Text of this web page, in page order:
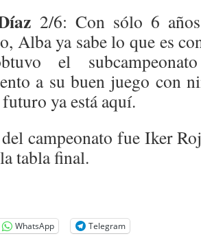
2/6: Con sólo 6
Alba ya sabe lo que es
el
a su buen juego con
ya está aquí.
campeonato fue Iker
tabla final.
WhatsApp Telegram